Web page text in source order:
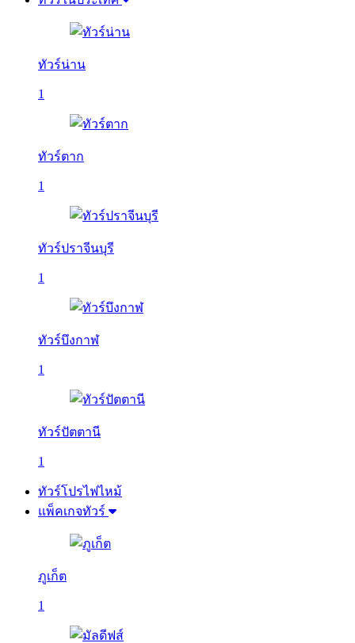
ทัวร์น่าน
1
ทัวร์ตาก
1
ทัวร์ปราจีนบุรี
1
ทัวร์บึงกาฬ
1
ทัวร์ปัตตานี
1
ทัวร์โปรไฟไหม้
แพ็คเกจทัวร์
ภูเก็ต
1